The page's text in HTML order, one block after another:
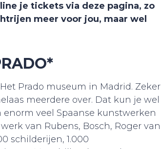
je tickets via deze pagina, zo
meer voor jou, maar wel
Prado museum in Madrid. Zeker
meerdere over. Dat kun je wel
veel Spaanse kunstwerken
van Rubens, Bosch, Roger van
schilderijen, 1.000